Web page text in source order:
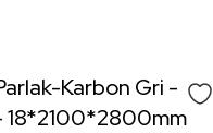
Karbon Gri - Lak
18*2100*2800mm